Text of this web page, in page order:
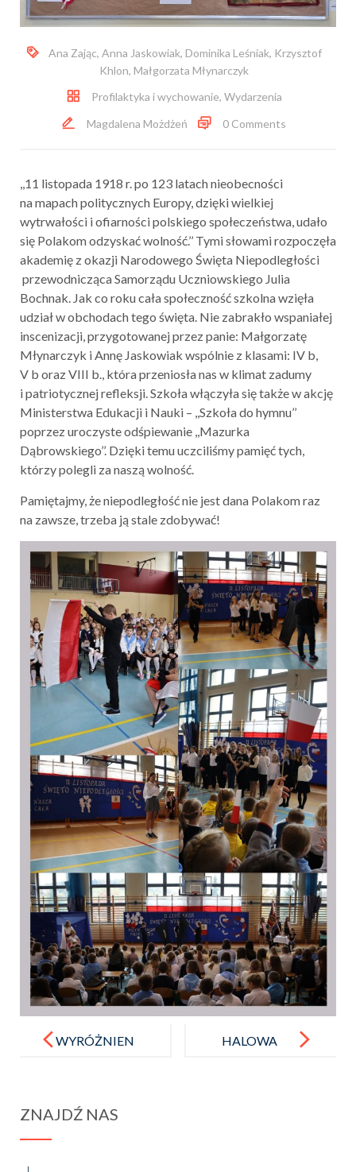
Ana Zając, Anna Jaskowiak, Dominika Leśniak, Krzysztof
Khlon, Małgorzata Młynarczyk
Profilaktyka i wychowanie, Wydarzenia
Magdalena Możdżeń
0 Comments
,,11 listopada 1918 r. po 123 latach nieobecności
na mapach politycznych Europy, dzięki wielkiej
wytrwałości i ofiarności polskiego społeczeństwa, udało
się Polakom odzyskać wolność.’’ Tymi słowami rozpoczęła
akademię z okazji Narodowego Święta Niepodległości
przewodnicząca Samorządu Uczniowskiego Julia
Bochnak. Jak co roku cała społeczność szkolna wzięła
udział w obchodach tego święta. Nie zabrakło wspaniałej
inscenizacji, przygotowanej przez panie: Małgorzatę
Młynarczyk i Annę Jaskowiak wspólnie z klasami: IV b,
V b oraz VIII b., która przeniosła nas w klimat zadumy
i patriotycznej refleksji. Szkoła włączyła się także w akcję
Ministerstwa Edukacji i Nauki – ,,Szkoła do hymnu’’
poprzez uroczyste odśpiewanie ,,Mazurka
Dąbrowskiego’’. Dzięki temu uczciliśmy pamięć tych,
którzy polegli za naszą wolność.
Pamiętajmy, że niepodległość nie jest dana Polakom raz
na zawsze, trzeba ją stale zdobywać!
navigationWYRÓŻNIEN
HALOWA
ZNAJDŹ NAS